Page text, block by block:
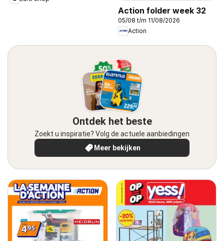
Action folder week 32
05/08 t/m 11/08/2026
Action
Ontdek het beste
Zoekt u inspiratie? Volg de actuele aanbiedingen
Meer bekijken